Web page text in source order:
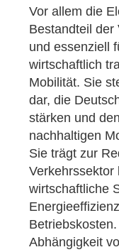
Vor allem die
Bestandteil der
und essenziell
wirtschaftlich
Mobilität. Sie
dar, die
stärken und
nachhaltigen
Sie trägt zur
Verkehrssektor
wirtschaftliche
Abhängigkeit